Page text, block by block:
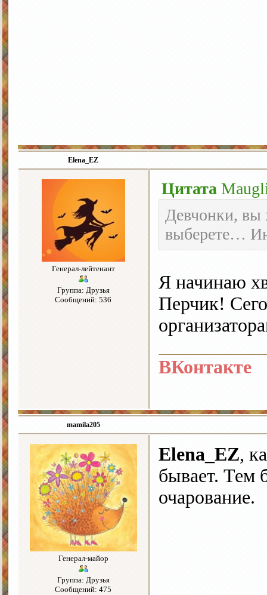
Elena_EZ
Генерал-лейтенант
Группа: Друзья
Сообщений: 536
Цитата
Девчонки, вы
выберете…
Я начинаю
Перчик!
ВКонтакте
mamila205
Генерал-майор
Группа: Друзья
Сообщений: 475
Elena_EZ,
бывает. Тем
очарование.